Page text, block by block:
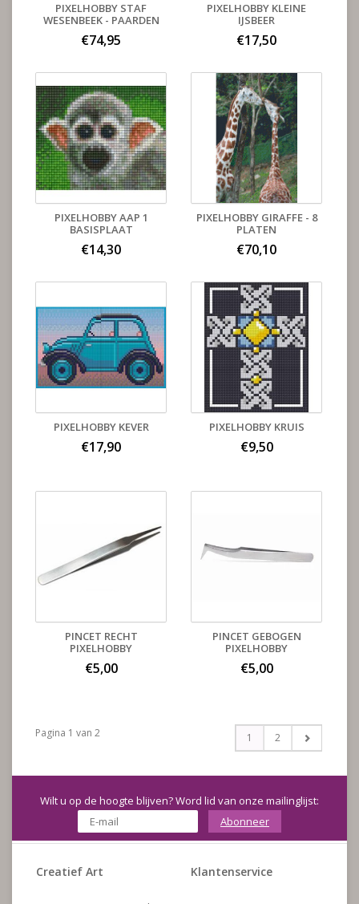
PIXELHOBBY STAF
WESENBEEK - PAARDEN
€74,95
PIXELHOBBY KLEINE
IJSBEER
€17,50
PIXELHOBBY AAP 1
BASISPLAAT
€14,30
PIXELHOBBY GIRAFFE - 8
PLATEN
€70,10
PIXELHOBBY KEVER
€17,90
PIXELHOBBY KRUIS
€9,50
PINCET RECHT
PIXELHOBBY
€5,00
PINCET GEBOGEN
PIXELHOBBY
€5,00
Pagina 1 van 2 1 2
Wilt u op de hoogte blijven? Word lid van onze mailinglijst:
Abonneer
Creatief Art Klantenservice